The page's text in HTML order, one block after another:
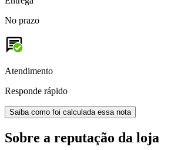
No prazo
Atendimento
Responde rápido
Saiba como foi calculada essa nota
Sobre a reputação da loja